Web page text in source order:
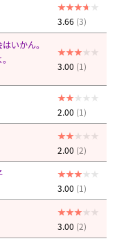
3.66 (3)
いかん。
3.00 (1)
2.00 (1)
2.00 (2)
3.00 (1)
3.00 (2)